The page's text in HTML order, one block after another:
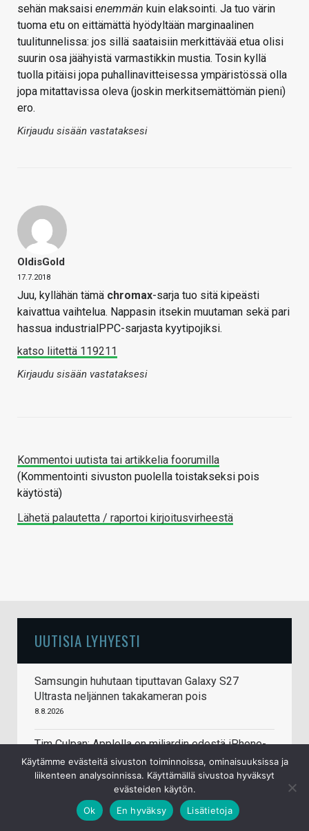
sehän maksaisi enemmän kuin elaksointi. Ja tuo värin
tuoma etu on eittämättä hyödyltään marginaalinen
tuulitunnelissa: jos sillä saataisiin merkittävää etua olisi
suurin osa jäähyistä varmastikkin mustia. Tosin kyllä
tuolla pitäisi jopa puhallinavitteisessa ympäristössä olla
jopa mitattavissa oleva (joskin merkitsemättömän pieni)
ero.
Kirjaudu sisään vastataksesi
OldisGold
17.7.2018
Juu, kyllähän tämä chromax-sarja tuo sitä kipeästi
kaivattua vaihtelua. Nappasin itsekin muutaman sekä pari
hassua industrialPPC-sarjasta kyytipojiksi.
katso liitettä 119211
Kirjaudu sisään vastataksesi
Kommentoi uutista tai artikkelia foorumilla
(Kommentointi sivuston puolella toistakseksi pois
käytöstä)
Lähetä palautetta / raportoi kirjoitusvirheestä
UUTISIA LYHYESTI
Samsungin huhutaan tiputtavan Galaxy S27
Ultrasta neljännen takakameran pois
8.8.2026
Tim Culpan: Applella on miljardin edestä iPhone-
puhelinten siruja odottamassa muistipiirejä
8.8.2026
Doom pyörii nyt (melkein) myös Commodore
Käytämme evästeitä sivuston toiminnoissa, ominaisuuksissa ja
liikenteen analysoinnissa. Käyttämällä sivustoa hyväksyt
evästeiden käytön.
Ok
En hyväksy Lisätietoja